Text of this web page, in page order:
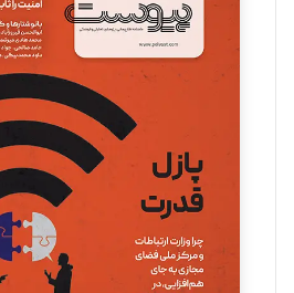
مینا پاکدل
یسنا امان‌پور
تحریریه
ملینا جعفری